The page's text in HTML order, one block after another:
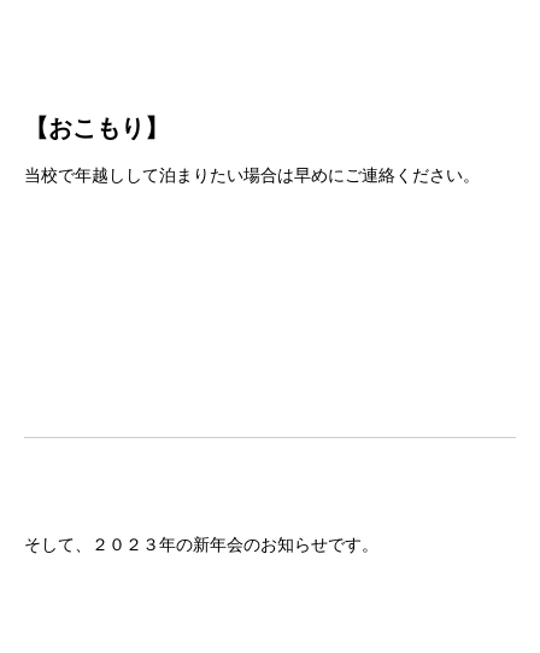
【おこもり】
当校で年越しして泊まりたい場合は早めにご連絡ください。
そして、２０２３年の新年会のお知らせです。